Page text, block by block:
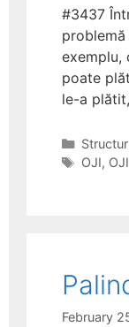
#3437
exemplu,
poate
le-a
Tags
OJI,
February